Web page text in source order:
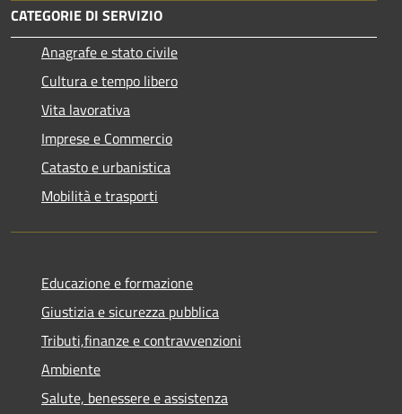
CATEGORIE DI SERVIZIO
Anagrafe e stato civile
Cultura e tempo libero
Vita lavorativa
Imprese e Commercio
Catasto e urbanistica
Mobilità e trasporti
Educazione e formazione
Giustizia e sicurezza pubblica
Tributi,finanze e contravvenzioni
Ambiente
Salute, benessere e assistenza